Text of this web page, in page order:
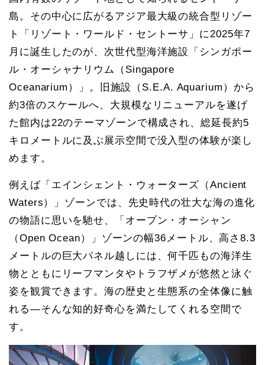
島。その中心に広がるアジア最大級の統合型リゾー
ト「リゾート・ワールド・セントーサ」に2025年7
月に誕生したのが、次世代型海洋施設「シンガポー
ル・オーシャナリウム（Singapore
Oceanarium）」。旧施設（S.E.A. Aquarium）から
約3倍のスケールへ、大規模なリニューアルを遂げ
た館内は22のテーマゾーンで構成され、総延長約5
キロメートルに及ぶ展示空間で没入型の体験が楽し
めます。
例えば「エインシェント・ウォーターズ（Ancient
Waters）」ゾーンでは、先史時代の壮大な海の進化
の物語に思いを馳せ、「オープン・オーシャン
（Open Ocean）」ゾーンの幅36メートル、高さ8.3
メートルの巨大パネル越しには、何千匹もの海洋生
物とともにリーフマンタやトラフザメが悠然と泳ぐ
姿を観賞できます。海の歴史と生態系の全体像に触
れる—そんな知的好奇心を満たしてくれる空間で
す。